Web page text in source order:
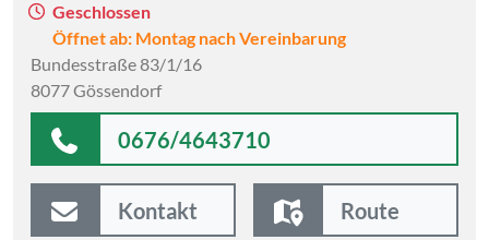
Geschlossen
Öffnet ab: Montag nach Vereinbarung
Bundesstraße 83/1/16
8077 Gössendorf
0676/4643710
Kontakt Route